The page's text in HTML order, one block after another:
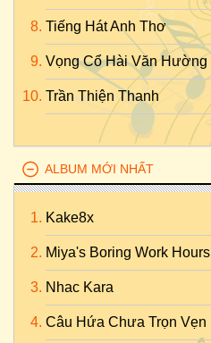
Tiếng Hát Anh Thơ
Vọng Cổ Hài Văn Hường
Trần Thiện Thanh
ALBUM MỚI NHẤT
Kake8x
Miya's Boring Work Hours
Nhac Kara
Câu Hứa Chưa Trọn Vẹn